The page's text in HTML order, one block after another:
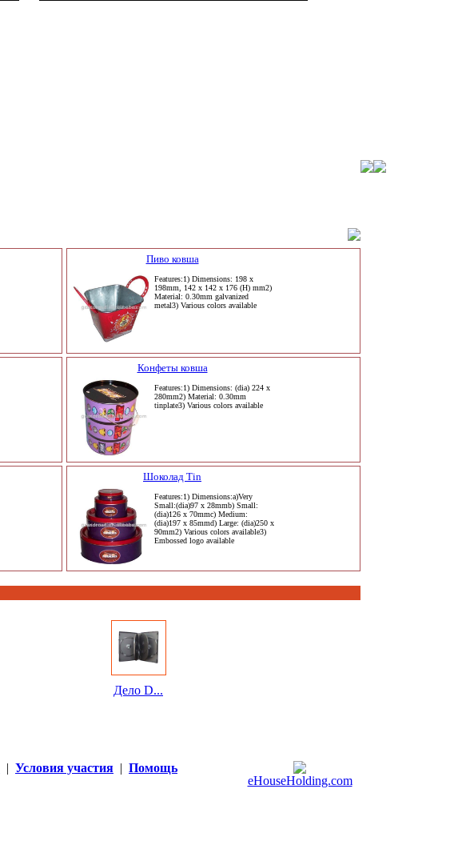
Пиво ковша
Features:1) Dimensions: 198 x
198mm, 142 x 142 x 176 (H) mm2)
Material: 0.30mm galvanized
metal3) Various colors available
Конфеты ковша
Features:1) Dimensions: (dia) 224 x
280mm2) Material: 0.30mm
tinplate3) Various colors available
Шоколад Tin
Features:1) Dimensions:a)Very
Small:(dia)97 x 28mmb) Small:
(dia)126 x 70mmc) Medium:
(dia)197 x 85mmd) Large: (dia)250 x
90mm2) Various colors available3)
Embossed logo available
Дело D...
| Условия участия | Помощь
eHouseHolding.com